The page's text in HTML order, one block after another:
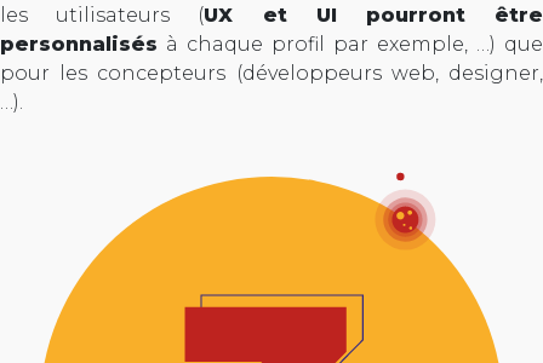
les utilisateurs (UX et UI pourront être
personnalisés à chaque profil par exemple, …) que
pour les concepteurs (développeurs web, designer,
…).